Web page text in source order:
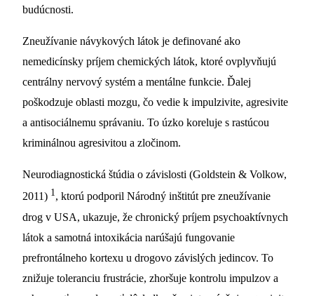
budúcnosti.
Zneužívanie návykových látok je definované ako
nemedicínsky príjem chemických látok, ktoré ovplyvňujú
centrálny nervový systém a mentálne funkcie. Ďalej
poškodzuje oblasti mozgu, čo vedie k impulzivite, agresivite
a antisociálnemu správaniu. To úzko koreluje s rastúcou
kriminálnou agresivitou a zločinom.
Neurodiagnostická štúdia o závislosti (Goldstein & Volkow,
2011) 1, ktorú podporil Národný inštitút pre zneužívanie
drog v USA, ukazuje, že chronický príjem psychoaktívnych
látok a samotná intoxikácia narúšajú fungovanie
prefrontálneho kortexu u drogovo závislých jedincov. To
znižuje toleranciu frustrácie, zhoršuje kontrolu impulzov a